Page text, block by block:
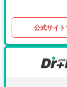
公式サイト